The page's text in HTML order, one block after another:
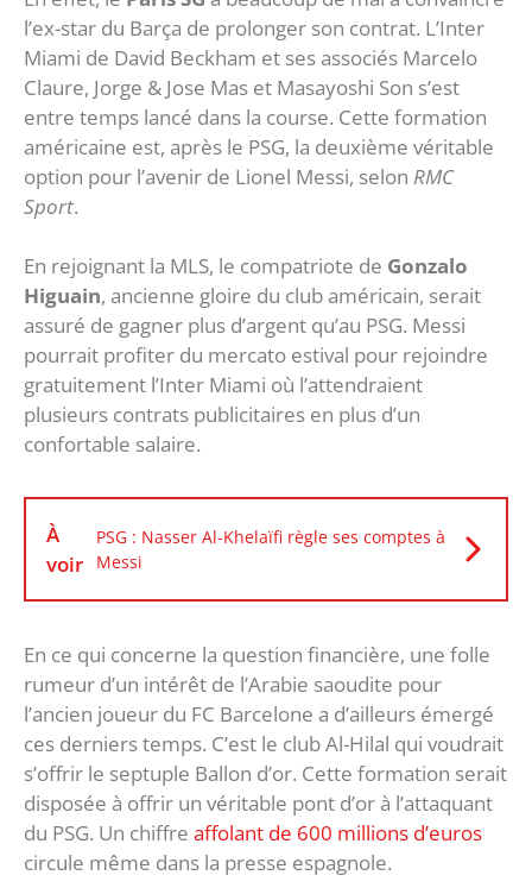
l’ex-star du Barça de prolonger son contrat. L’Inter
Miami de David Beckham et ses associés Marcelo
Claure, Jorge & Jose Mas et Masayoshi Son s’est
entre temps lancé dans la course. Cette formation
américaine est, après le PSG, la deuxième véritable
option pour l’avenir de Lionel Messi, selon RMC
Sport.
En rejoignant la MLS, le compatriote de Gonzalo
Higuain, ancienne gloire du club américain, serait
assuré de gagner plus d’argent qu’au PSG. Messi
pourrait profiter du mercato estival pour rejoindre
gratuitement l’Inter Miami où l’attendraient
plusieurs contrats publicitaires en plus d’un
confortable salaire.
À
voir
PSG : Nasser Al-Khelaïfi règle ses comptes à
Messi
En ce qui concerne la question financière, une folle
rumeur d’un intérêt de l’Arabie saoudite pour
l’ancien joueur du FC Barcelone a d’ailleurs émergé
ces derniers temps. C’est le club Al-Hilal qui voudrait
s’offrir le septuple Ballon d’or. Cette formation serait
disposée à offrir un véritable pont d’or à l’attaquant
du PSG. Un chiffre affolant de 600 millions d’euros
circule même dans la presse espagnole.